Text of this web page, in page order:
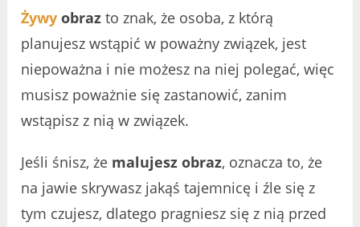
Żywy obraz to znak, że osoba, z którą
planujesz wstąpić w poważny związek, jest
niepoważna i nie możesz na niej polegać, więc
musisz poważnie się zastanowić, zanim
wstąpisz z nią w związek.
Jeśli śnisz, że malujesz obraz, oznacza to, że
na jawie skrywasz jakąś tajemnicę i źle się z
tym czujesz, dlatego pragniesz się z nią przed